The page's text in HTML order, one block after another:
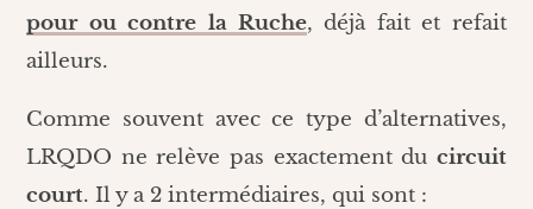
pour ou contre la Ruche, déjà fait et refait
ailleurs.
Comme souvent avec ce type d’alternatives,
LRQDO ne relève pas exactement du circuit
court. Il y a 2 intermédiaires, qui sont :